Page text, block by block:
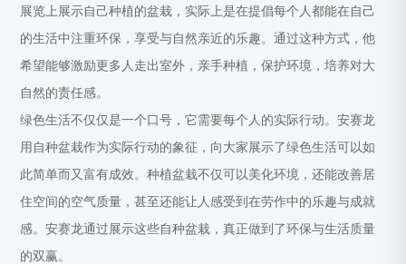
展览上展示自己种植的盆栽，实际上是在提倡每个人都能在自己
的生活中注重环保，享受与自然亲近的乐趣。通过这种方式，他
希望能够激励更多人走出室外，亲手种植，保护环境，培养对大
自然的责任感。
绿色生活不仅仅是一个口号，它需要每个人的实际行动。安赛龙
用自种盆栽作为实际行动的象征，向大家展示了绿色生活可以如
此简单而又富有成效。种植盆栽不仅可以美化环境，还能改善居
住空间的空气质量，甚至还能让人感受到在劳作中的乐趣与成就
感。安赛龙通过展示这些自种盆栽，真正做到了环保与生活质量
的双赢。